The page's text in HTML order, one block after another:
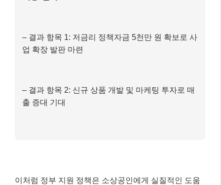
– 결과 항목 1: 저금리 정책자금 5천만 원 확보로 사
업 확장 발판 마련
– 결과 항목 2: 신규 상품 개발 및 마케팅 투자로 매
출 증대 기대
이처럼 정부 지원 정책은 소상공인에게 실질적인 도움